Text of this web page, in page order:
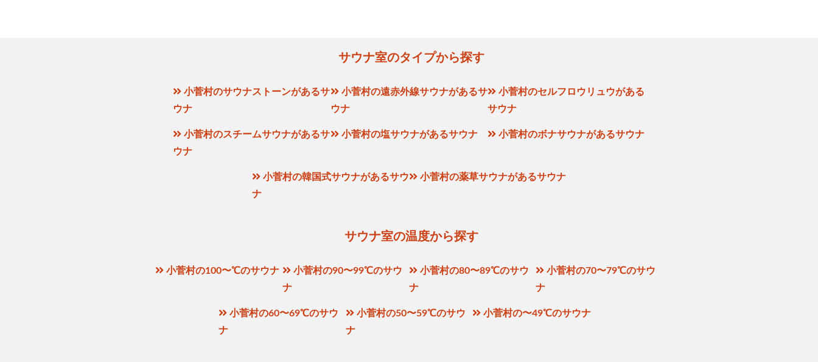
サウナ室のタイプから探す
小菅村のサウナストーンがあるサ
ウナ
小菅村の遠赤外線サウナがあるサ
ウナ
小菅村のセルフロウリュウがある
サウナ
小菅村のスチームサウナがあるサ
ウナ
小菅村の塩サウナがあるサウナ 小菅村のボナサウナがあるサウナ
小菅村の韓国式サウナがあるサウ
ナ
小菅村の薬草サウナがあるサウナ
サウナ室の温度から探す
小菅村の100〜℃のサウナ
小菅村の90〜99℃のサウ
ナ
小菅村の80〜89℃のサウ
ナ
小菅村の70〜79℃のサウ
ナ
小菅村の60〜69℃のサウ
ナ
小菅村の50〜59℃のサウ
ナ
小菅村の〜49℃のサウナ